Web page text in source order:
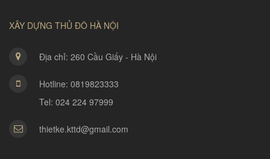
XÂY DỰNG THỦ ĐÔ HÀ NỘI
Địa chỉ: 260 Cầu Giấy - Hà Nội
Hotline: 0819823333
Tel: 024 224 97999
thietke.kttd@gmail.com